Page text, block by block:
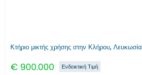
Κτήριο μικτής χρήσης στην Κλήρου, Λευκωσία
€ 900.000 Ενδεικτική Τιμή